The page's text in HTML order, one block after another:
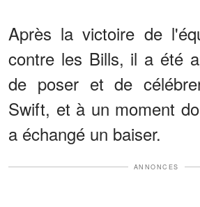
Après la victoire de
contre les Bills, il a été
de poser et de
Swift, et à un moment
a échangé un baiser.
ANNONCES